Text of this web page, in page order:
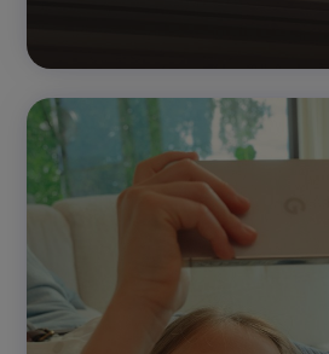
Competenza
Che si tratti del
videochiamate regolari o
digitali, oggi l’uso del digitale
tutti i giorni, per bambini,